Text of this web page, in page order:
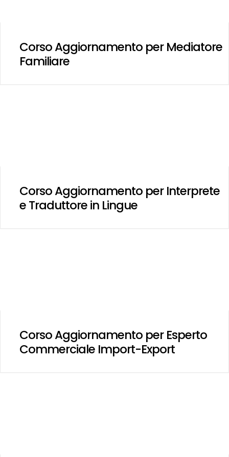
Corso Aggiornamento per Mediatore
Familiare
Corso Aggiornamento per Interprete
e Traduttore in Lingue
Corso Aggiornamento per Esperto
Commerciale Import-Export